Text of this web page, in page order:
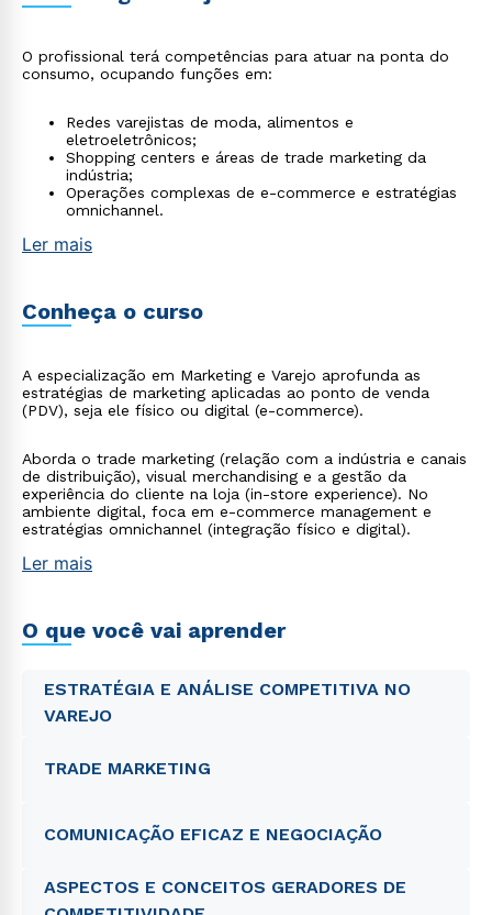
O profissional terá competências para atuar na ponta do
consumo, ocupando funções em:
Redes varejistas de moda, alimentos e
eletroeletrônicos;
Shopping centers e áreas de trade marketing da
indústria;
Operações complexas de e-commerce e estratégias
omnichannel.
Ler mais
Conheça o curso
A especialização em Marketing e Varejo aprofunda as
estratégias de marketing aplicadas ao ponto de venda
(PDV), seja ele físico ou digital (e-commerce).
Aborda o trade marketing (relação com a indústria e canais
de distribuição), visual merchandising e a gestão da
experiência do cliente na loja (in-store experience). No
ambiente digital, foca em e-commerce management e
estratégias omnichannel (integração físico e digital).
Ler mais
O que você vai aprender
ESTRATÉGIA E ANÁLISE COMPETITIVA NO
VAREJO
TRADE MARKETING
COMUNICAÇÃO EFICAZ E NEGOCIAÇÃO
ASPECTOS E CONCEITOS GERADORES DE